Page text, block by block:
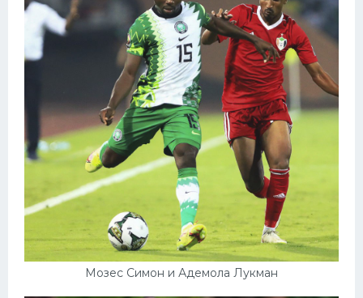
Мозес Симон и Адемола Лукман